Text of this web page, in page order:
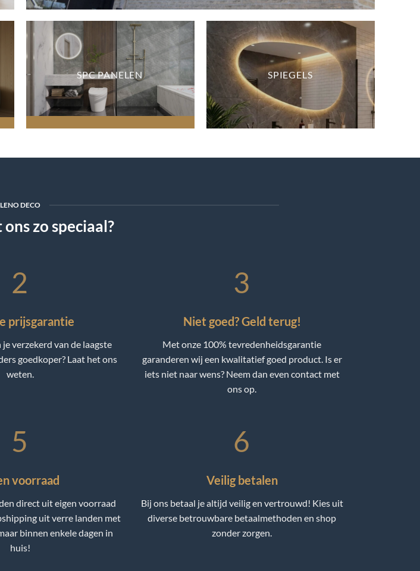
SPC PANELEN SPIEGELS
LENO DECO
zo speciaal?
2
prijsgarantie
verzekerd van de laagste
goedkoper? Laat het ons
weten.
3
Niet goed? Geld terug!
Met onze 100% tevredenheidsgarantie
garanderen wij een kwalitatief goed product. Is er
iets niet naar wens? Neem dan even contact met
ons op.
5
voorraad
direct uit eigen voorraad
uit verre landen met
binnen enkele dagen in
huis!
6
Veilig betalen
Bij ons betaal je altijd veilig en vertrouwd! Kies uit
diverse betrouwbare betaalmethoden en shop
zonder zorgen.